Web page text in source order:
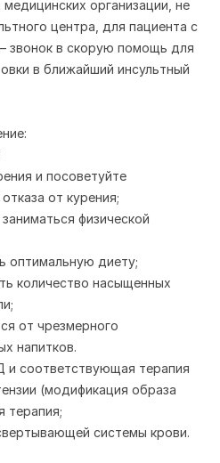
организации, не
центра, для пациента с
звонок в скорую помощь для
в ближайший инсультный
и посоветуйте
от курения;
физической
оптимальную диету;
количество насыщенных
от чрезмерного
напитков.
и соответствующая терапия
(модификация образа
терапия;
системы крови.